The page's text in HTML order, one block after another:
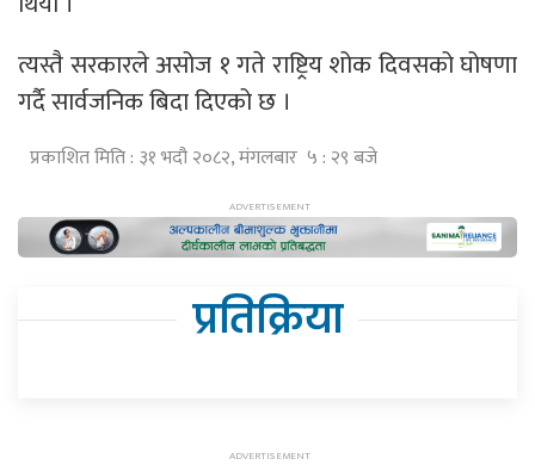
त्यस्तै सरकारले असोज १ गते राष्ट्रिय शोक दिवसको घोषणा
गर्दै सार्वजनिक बिदा दिएको छ ।
प्रकाशित मिति : ३१ भदौ २०८२, मंगलबार ५ : २९ बजे
प्रतिक्रिया